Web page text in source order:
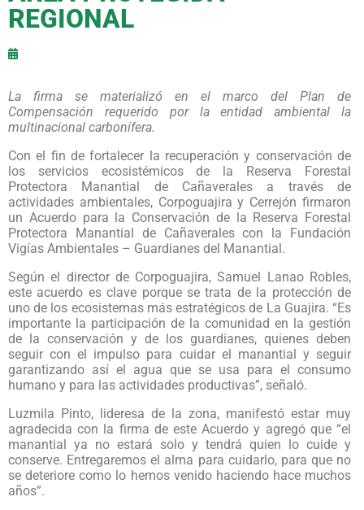
REGIONAL
La firma se materializó en el marco del Plan de
Compensación requerido por la entidad ambiental la
multinacional carbonífera.
Con el fin de fortalecer la recuperación y conservación de
los servicios ecosistémicos de la Reserva Forestal
Protectora Manantial de Cañaverales a través de
actividades ambientales, Corpoguajira y Cerrejón firmaron
un Acuerdo para la Conservación de la Reserva Forestal
Protectora Manantial de Cañaverales con la Fundación
Vigías Ambientales – Guardianes del Manantial.
Según el director de Corpoguajira, Samuel Lanao Robles,
este acuerdo es clave porque se trata de la protección de
uno de los ecosistemas más estratégicos de La Guajira. “Es
importante la participación de la comunidad en la gestión
de la conservación y de los guardianes, quienes deben
seguir con el impulso para cuidar el manantial y seguir
garantizando así el agua que se usa para el consumo
humano y para las actividades productivas”, señaló.
Luzmila Pinto, lideresa de la zona, manifestó estar muy
agradecida con la firma de este Acuerdo y agregó que “el
manantial ya no estará solo y tendrá quien lo cuide y
conserve. Entregaremos el alma para cuidarlo, para que no
se deteriore como lo hemos venido haciendo hace muchos
años”.